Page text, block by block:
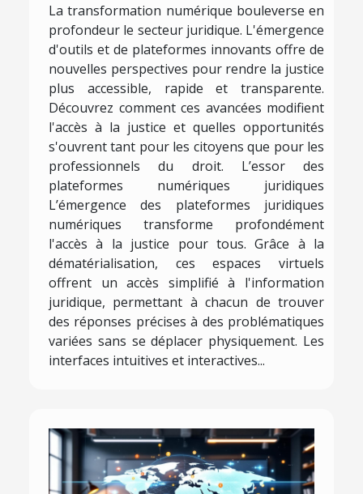
La transformation numérique bouleverse en
profondeur le secteur juridique. L'émergence
d'outils et de plateformes innovants offre de
nouvelles perspectives pour rendre la justice
plus accessible, rapide et transparente.
Découvrez comment ces avancées modifient
l'accès à la justice et quelles opportunités
s'ouvrent tant pour les citoyens que pour les
professionnels du droit. L’essor des
plateformes numériques juridiques
L’émergence des plateformes juridiques
numériques transforme profondément
l'accès à la justice pour tous. Grâce à la
dématérialisation, ces espaces virtuels
offrent un accès simplifié à l'information
juridique, permettant à chacun de trouver
des réponses précises à des problématiques
variées sans se déplacer physiquement. Les
interfaces intuitives et interactives...